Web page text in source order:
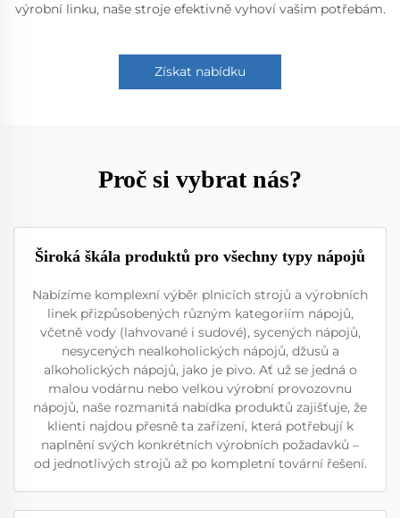
výrobní linku, naše stroje efektivně vyhoví vašim potřebám.
Získat nabídku
Proč si vybrat nás?
Široká škála produktů pro všechny typy nápojů
Nabízíme komplexní výběr plnicích strojů a výrobních
linek přizpůsobených různým kategoriím nápojů,
včetně vody (lahvované i sudové), sycených nápojů,
nesycených nealkoholických nápojů, džusů a
alkoholických nápojů, jako je pivo. Ať už se jedná o
malou vodárnu nebo velkou výrobní provozovnu
nápojů, naše rozmanitá nabídka produktů zajišťuje, že
klienti najdou přesně ta zařízení, která potřebují k
naplnění svých konkrétních výrobních požadavků –
od jednotlivých strojů až po kompletní tovární řešení.